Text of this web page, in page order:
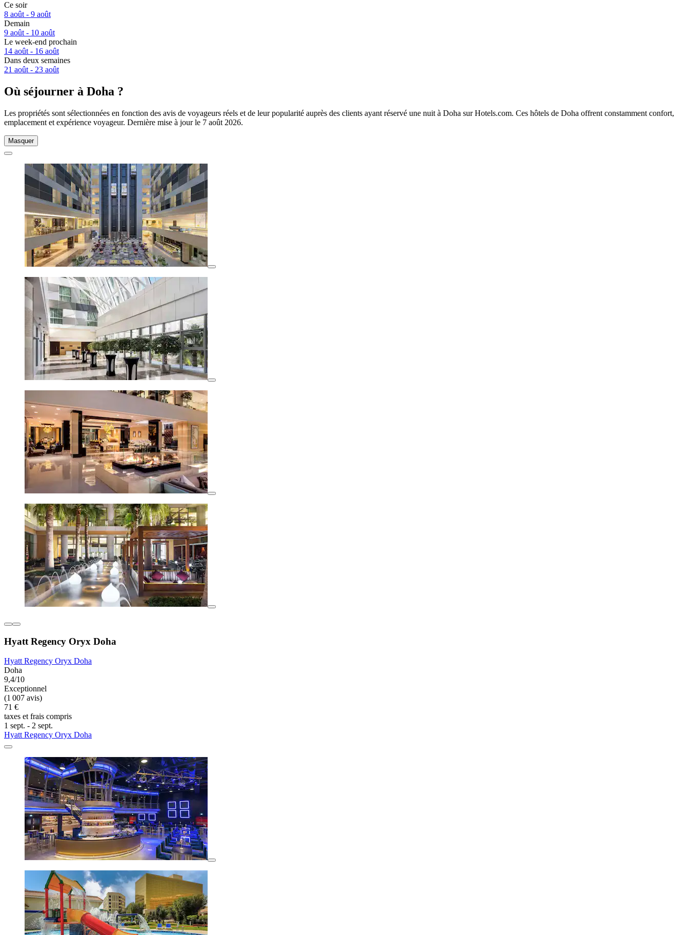
Ce soir
8 août - 9 août
Demain
9 août - 10 août
Le week-end prochain
14 août - 16 août
Dans deux semaines
21 août - 23 août
Où séjourner à Doha ?
Les propriétés sont sélectionnées en fonction des avis de voyageurs réels et de leur popularité auprès des clients ayant réservé une nuit à Doha sur Hotels.com. Ces hôtels de Doha offrent constamment confort,
emplacement et expérience voyageur. Dernière mise à jour le 7 août 2026.
Masquer
Hyatt Regency Oryx Doha
Hyatt Regency Oryx Doha
Doha
9,4/10
Exceptionnel
(1 007 avis)
71 €
taxes et frais compris
1 sept. - 2 sept.
Hyatt Regency Oryx Doha